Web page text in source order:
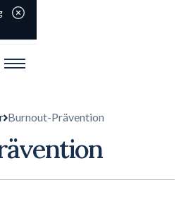
Burnout-Prävention